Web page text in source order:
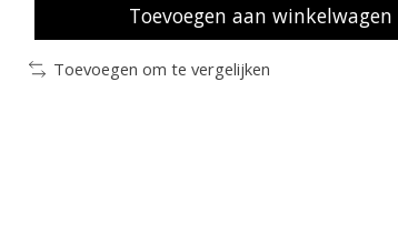
Toevoegen aan winkelwagen
Toevoegen om te vergelijken